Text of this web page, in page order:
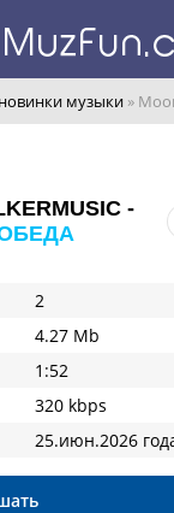
музыки »
-
2
4.27 Mb
1:52
320 kbps
25.июн.2026